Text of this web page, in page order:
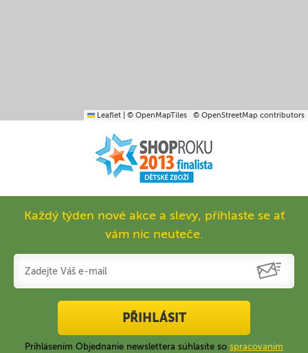
Leaflet © OpenMapTiles © OpenStreetMap contributors
Každý týden nové akce a slevy, přihlaste se ať
vám nic neuteče.
PŘIHLÁSIT
Prihlásením Objednanie newslettera súhlasíte so spracovaním